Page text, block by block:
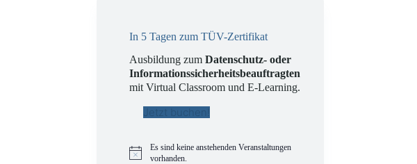
In 5 Tagen zum TÜV-Zertifikat
Ausbildung zumDatenschutz- oder
Informationssicherheitsbeauftragten
mit Virtual Classroom und E-Learning.
Jetzt buchen!
H
Es sind keine anstehenden Veranstaltungen
vorhanden.